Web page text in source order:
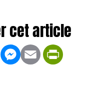
WhatsApp
Messenger
Email